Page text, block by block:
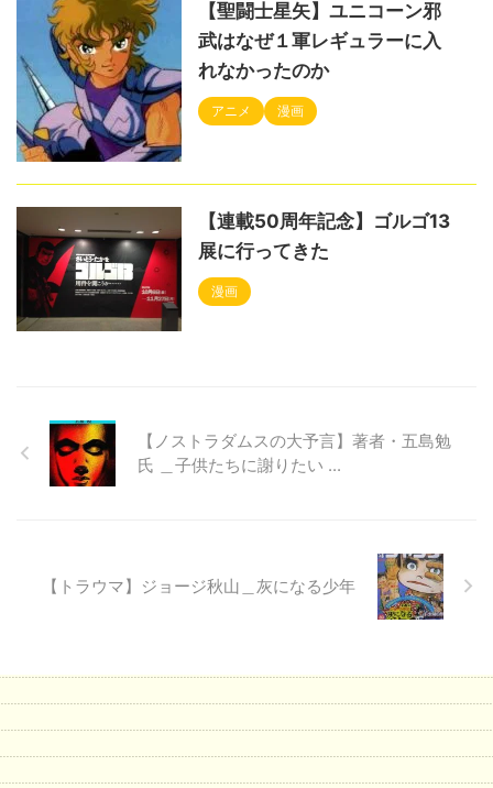
【聖闘士星矢】ユニコーン邪
武はなぜ１軍レギュラーに入
れなかったのか
アニメ 漫画
【連載50周年記念】ゴルゴ13
展に行ってきた
漫画
【ノストラダムスの大予言】著者・五島勉
氏 ＿子供たちに謝りたい ...
【トラウマ】ジョージ秋山＿灰になる少年